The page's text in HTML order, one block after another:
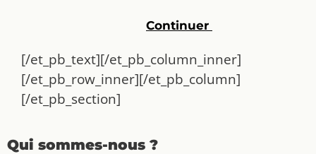
Continuer
[/et_pb_text][/et_pb_column_inner]
[/et_pb_row_inner][/et_pb_column]
[/et_pb_section]
Qui sommes-nous ?